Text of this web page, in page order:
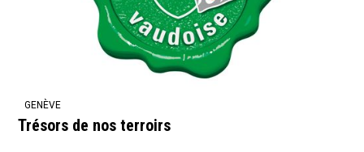
GENÈVE
Trésors de nos terroirs